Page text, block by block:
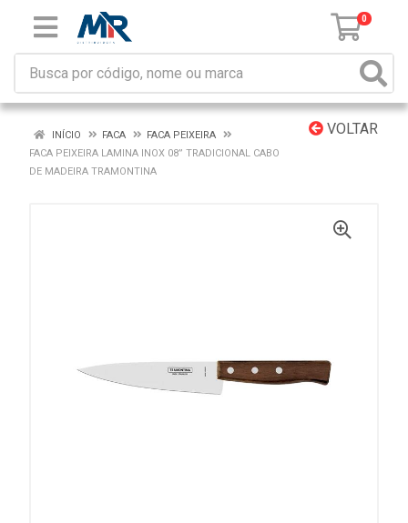
0
VOLTAR
INÍCIO FACA
FACA PEIXEIRA
FACA PEIXEIRA LAMINA INOX 08” TRADICIONAL CABO
DE MADEIRA TRAMONTINA